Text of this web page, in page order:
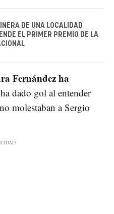
DE UNA LOCALIDAD
EL PRIMER PREMIO DE LA
Fernández ha
dado gol al entender
molestaban a Sergio